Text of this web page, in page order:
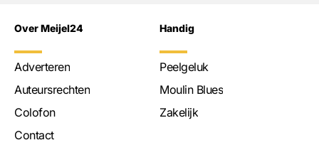
Over Meijel24
Adverteren
Auteursrechten
Colofon
Contact
Handig
Peelgeluk
Moulin Blues
Zakelijk